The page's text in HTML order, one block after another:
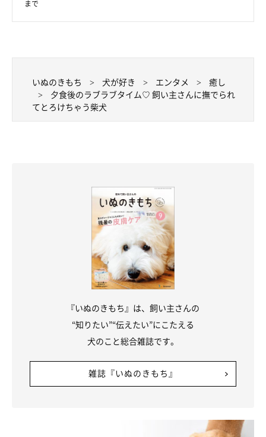
まで
いぬのきもち 犬が好き エンタメ
癒し
夕食後のラブラブタイム♡ 飼い主さんに撫でられ
てとろけちゃう柴犬
『いぬのきもち』は、飼い主さんの
“知りたい”“伝えたい”にこたえる
犬のこと総合雑誌です。
雑誌『いぬのきもち』